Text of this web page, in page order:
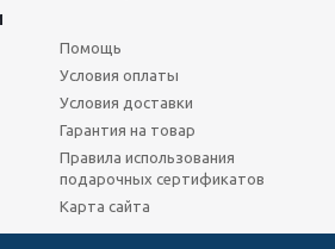
Помощь
Условия оплаты
Условия доставки
Гарантия на товар
Правила использования
подарочных сертификатов
Карта сайта